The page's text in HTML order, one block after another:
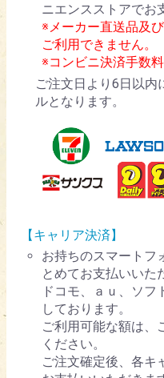
ニエンスストアでお
※メーカー直送品及
ご利用できません。
※コンビニ決済手数料
ご注文日より6日以内
ルとなります。
【キャリア決済】
お持ちのスマートフ
とめてお支払いいた
ドコモ、ａｕ、ソ
しております。
ご利用可能な額は、
ください。
ご注文確定後、各キ